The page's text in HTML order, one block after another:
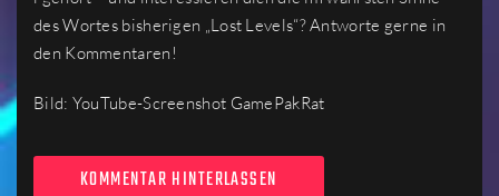
des Wortes bisherigen „Lost Levels“? Antworte gerne in
den Kommentaren!
Bild: YouTube-Screenshot GamePakRat
KOMMENTAR HINTERLASSEN